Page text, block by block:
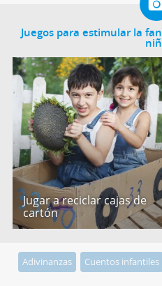
Juegos para estimular la
Jugar a reciclar cajas de
cartón
Adivinanzas Cuentos infantiles